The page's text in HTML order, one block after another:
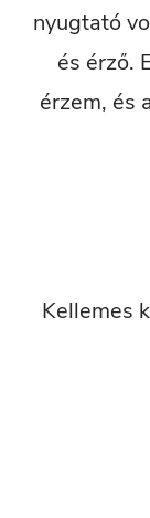
nyugtató
és érző.
érzem, és
Kellemes